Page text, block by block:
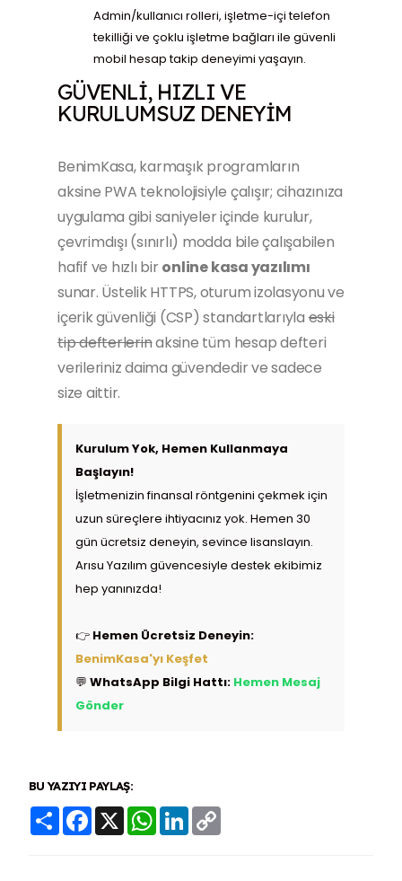
Admin/kullanıcı rolleri, işletme-içi telefon
tekilliği ve çoklu işletme bağları ile güvenli
mobil hesap takip deneyimi yaşayın.
GÜVENLI, HIZLI VE
KURULUMSUZ DENEYIM
BenimKasa, karmaşık programların
aksine PWA teknolojisiyle çalışır; cihazınıza
uygulama gibi saniyeler içinde kurulur,
çevrimdışı (sınırlı) modda bile çalışabilen
hafif ve hızlı bir online kasa yazılımı
sunar. Üstelik HTTPS, oturum izolasyonu ve
içerik güvenliği (CSP) standartlarıylaeski
tip defterlerinaksine tüm hesap defteri
verileriniz daima güvendedir ve sadece
size aittir.
Kurulum Yok, Hemen Kullanmaya
Başlayın!
İşletmenizin finansal röntgenini çekmek için
uzun süreçlere ihtiyacınız yok. Hemen 30
gün ücretsiz deneyin, sevince lisanslayın.
Arısu Yazılım güvencesiyle destek ekibimiz
hep yanınızda!
👉 Hemen Ücretsiz Deneyin:
BenimKasa'yı Keşfet
💬 WhatsApp Bilgi Hattı: Hemen Mesaj
Gönder
BU YAZIYI PAYLAŞ:
Share Facebook
X WhatsApp
LinkedIn